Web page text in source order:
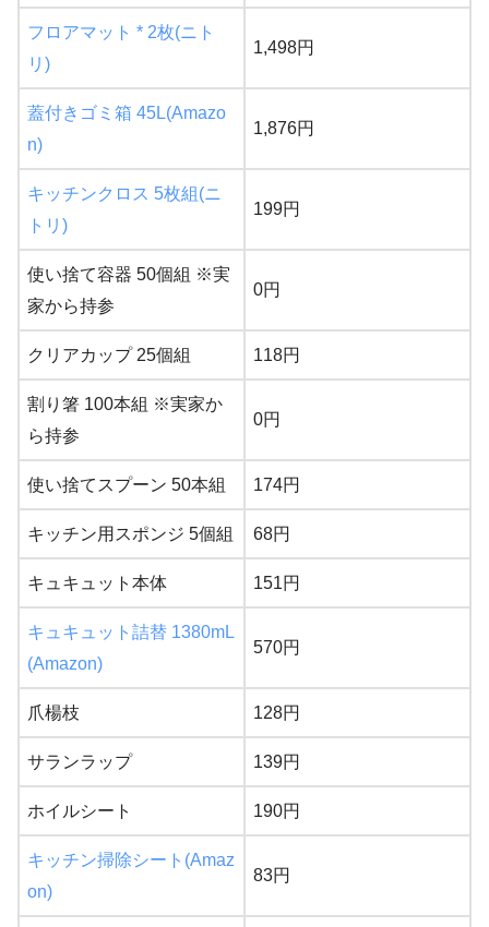
フロアマット * 2枚(ニト
リ)
1,498円
蓋付きゴミ箱 45L(Amazo
n)
1,876円
キッチンクロス 5枚組(ニ
トリ)
199円
使い捨て容器 50個組 ※実
家から持参
0円
クリアカップ 25個組 118円
割り箸 100本組 ※実家か
ら持参
0円
使い捨てスプーン 50本組 174円
キッチン用スポンジ 5個組 68円
キュキュット本体 151円
キュキュット詰替 1380mL
(Amazon)
570円
爪楊枝 128円
サランラップ 139円
ホイルシート 190円
キッチン掃除シート(Amaz
on)
83円